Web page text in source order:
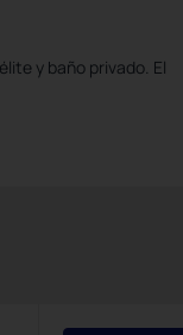
y baño privado. El